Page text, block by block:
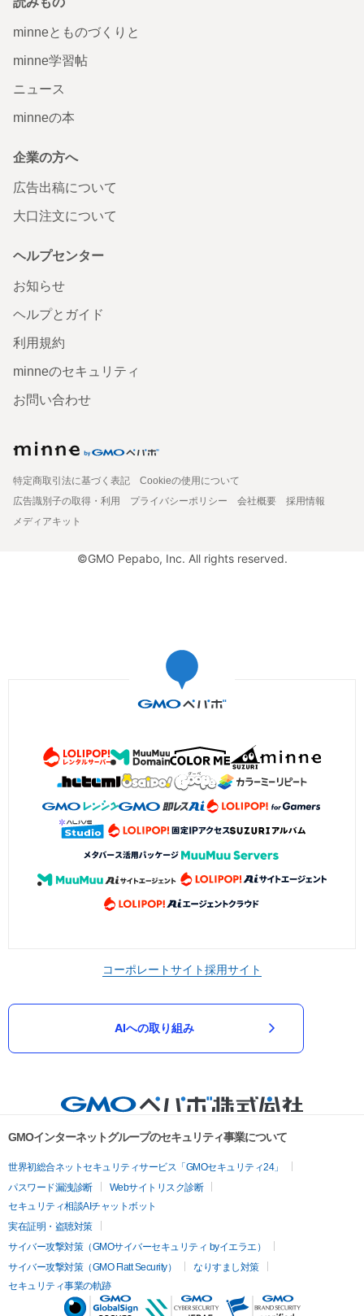
minneとものづくりと
minne学習帖
ニュース
minneの本
企業の方へ
広告出稿について
大口注文について
ヘルプセンター
お知らせ
ヘルプとガイド
利用規約
minneのセキュリティ
お問い合わせ
特定商取引法に基づく表記
Cookieの使用について
広告識別子の取得・利用
プライバシーポリシー 会社概要
採用情報
メディアキット
©GMO Pepabo, Inc. All rights reserved.
コーポレートサイト採用サイト
AIへの取り組み
GMOインターネットグループのセキュリティ事業について
世界初総合ネットセキュリティサービス「GMOセキュリティ24」
パスワード漏洩診断
Webサイトリスク診断
セキュリティ相談AIチャットボット
実在証明・盗聴対策
サイバー攻撃対策（GMOサイバーセキュリティ byイエラエ）
サイバー攻撃対策（GMO Flatt Security）
なりすまし対策
セキュリティ事業の軌跡